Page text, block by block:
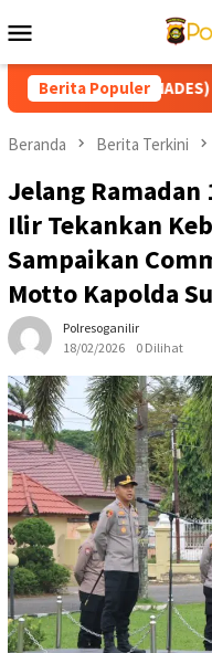
ke
Mobile
Berita Populer
DESA (SMADES)
Beranda Berita Terkini
Jelang Ramadan
Ilir Tekankan
Sampaikan
Motto Kapolda
Polresoganilir
18/02/2026
0 Dilihat